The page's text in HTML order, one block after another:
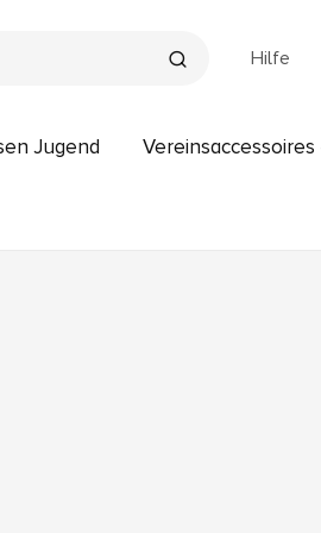
Hilfe
Jugend Vereinsaccessoires